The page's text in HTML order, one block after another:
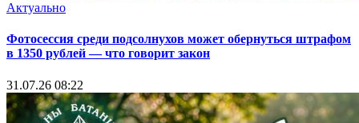
Актуально
Фотосессия среди подсолнухов может обернуться штрафом
в 1350 рублей — что говорит закон
31.07.26 08:22